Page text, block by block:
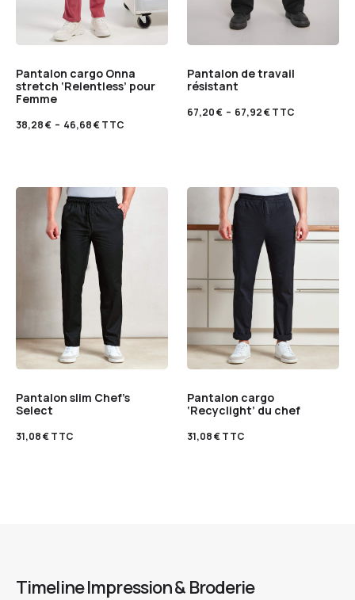
Pantalon cargo Onna
stretch ‘Relentless’ pour
Femme
38,28€ – 46,68€TTC
Pantalon de travail
résistant
67,20€ – 67,92€TTC
Pantalon slim Chef’s
Select
31,08€TTC
Pantalon cargo
‘Recyclight’ du chef
31,08€TTC
Timeline Impression & Broderie